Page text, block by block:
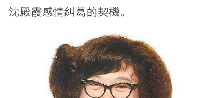
沈殿霞感情糾葛的契機。